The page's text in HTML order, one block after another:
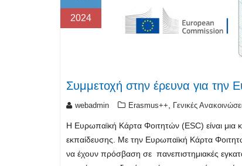
2024
Συμμετοχή στην έρευνα για την
webadmin Erasmus++, Γενικές
Η Ευρωπαϊκή Κάρτα Φοιτητών (ESC) είναι μια
εκπαίδευσης. Με την Ευρωπαϊκή Κάρτα
να έχουν πρόσβαση σε πανεπιστημιακές